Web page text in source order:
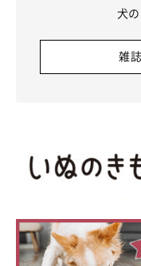
では、ここからは犬の
メス犬の発情サイク
避妊手術を行っていな
ものの1年に1回〜2回
にも「犬の生理」や「
があります。なお、オ
はなく、発情前期～発
よって交配の意欲が高
犬
雑